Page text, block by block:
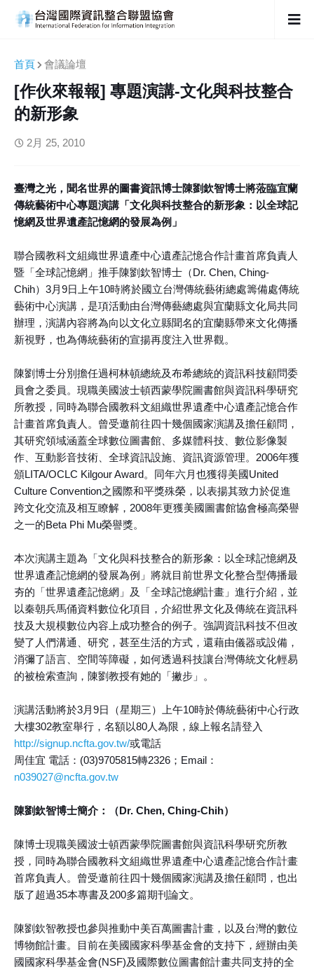
首頁 會議論壇
[作伙來報報] 專題演講-文化與科技整合
的新形象
2月 25, 2010
臺灣之光，聞名世界的圖書資訊博士陳劉欽智博士將蒞臨宜蘭
傳統藝術中心專題演講「文化與科技整合的新形象：以全球記
憶網及世界遺產記憶網的發展為例」
聯合國教科文組織世界遺產中心遺產記憶合作計畫首席負責人
暨「全球記憶網」推手陳劉欽智博士（Dr. Chen, Ching-
Chih）3月9日上午10時將於國立台灣傳統藝術總處籌備處傳統
藝術中心演講，是項活動由台灣傳藝總處與宜蘭縣文化局共同
辦理，演講內容將為向以文化立縣聞名的宜蘭縣帶來文化傳播
新視野，也為傳統藝術的宣揚再度注入世界觀。
陳劉博士分別擔任過柯林頓總統及布希總統的資訊科技顧問委
員會之委員。現職美國波士頓西蒙學院圖書館與資訊科學研究
所教授，同時為聯合國教科文組織世界遺產中心遺產記憶合作
計畫首席負責人。曾受邀前往四十幾個國家演講及擔任顧問，
其研究領域涵蓋全球數位圖書館、多媒體科技、數位影像製
作、互動影音技術、全球資訊設施、資訊資源管理。2006年獲
頒LITA/OCLC Kilgour Award。同年六月也獲得美國United
Culture Convention之國際和平獎殊榮，以表揚其致力於促進
跨文化交流及相互瞭解，2008年更獲美國圖書館協會極高榮譽
之一的Beta Phi Mu榮譽獎。
本次演講主題為「文化與科技整合的新形象：以全球記憶網及
世界遺產記憶網的發展為例」將就目前世界文化整合型傳播最
夯的「世界遺產記憶網」及「全球記憶網計畫」進行介紹，並
以秦朝兵馬俑資料數位化項目，介紹世界文化及傳統在資訊科
技及大規模數位內容上成功整合的例子。強調資訊科技不但改
變了人們溝通、研究，甚至生活的方式，還藉由儀器或設備，
消彌了語言、空間等障礙，如何透過科技讓台灣傳統文化輕易
的被檢索查詢，陳劉教授有她的「撇步」。
演講活動將於3月9日（星期三）上午10時於傳統藝術中心行政
大樓302教室舉行，名額以80人為限，線上報名請登入
http://signup.ncfta.gov.tw/或電話
周佳宜 電話：(03)9705815轉2326；Email：
n039027@ncfta.gov.tw
陳劉欽智博士簡介：（Dr. Chen, Ching-Chih）
陳博士現職美國波士頓西蒙學院圖書館與資訊科學研究所教
授，同時為聯合國教科文組織世界遺產中心遺產記憶合作計畫
首席負責人。曾受邀前往四十幾個國家演講及擔任顧問，也出
版了超過35本專書及200多篇期刊論文。
陳劉欽智教授也參與推動中美百萬圖書計畫，以及台灣的數位
博物館計畫。目前在美國國家科學基金會的支持下，經辦由美
國國家科學基金會(NSF)及國際數位圖書館計畫共同支持的全